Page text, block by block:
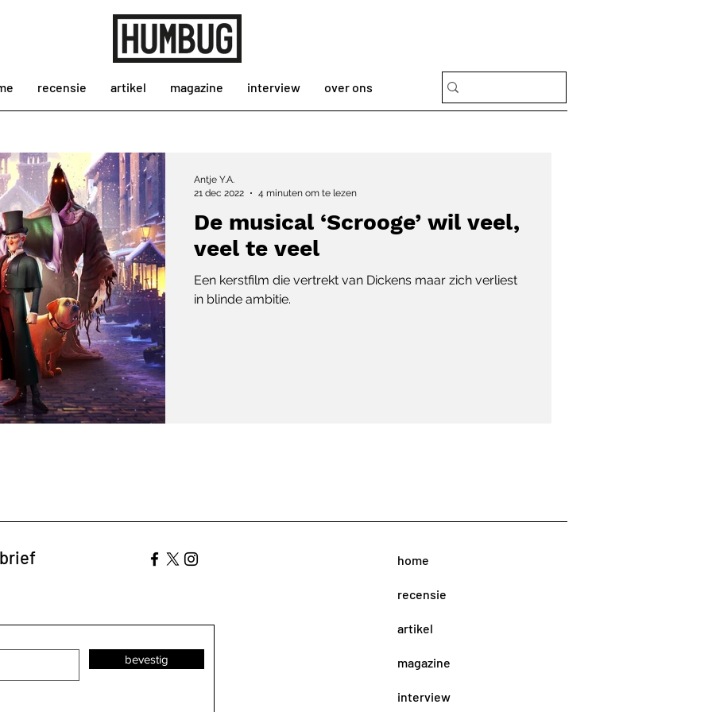
recensie artikel magazine interview over ons
De musical ‘Scrooge’ wil veel,
veel te veel
Een kerstfilm die vertrekt van Dickens maar zich verliest
in blinde ambitie.
Antje Y.A.
21 dec 2022
4 minuten om te lezen
bevestig
home
recensie
artikel
magazine
interview